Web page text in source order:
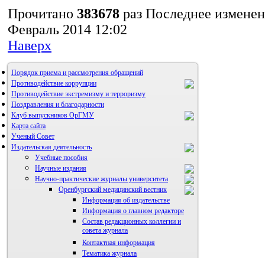
Прочитано 383678 раз Последнее
Февраль 2014 12:02
Наверх
Порядок приема и рассмотрения обращений
Противодействие коррупции
Противодействие экстремизму и терроризму
Поздравления и благодарности
Клуб выпускников ОрГМУ
Карта сайта
Ученый Совет
Издательская деятельность
Учебные пособия
Научные издания
Научно-практические журналы университета
Оренбургский медицинский вестник
Информация об издательстве
Информация о главном редакторе
Состав редакционных коллегии и
совета журнала
Контактная информация
Тематика журнала